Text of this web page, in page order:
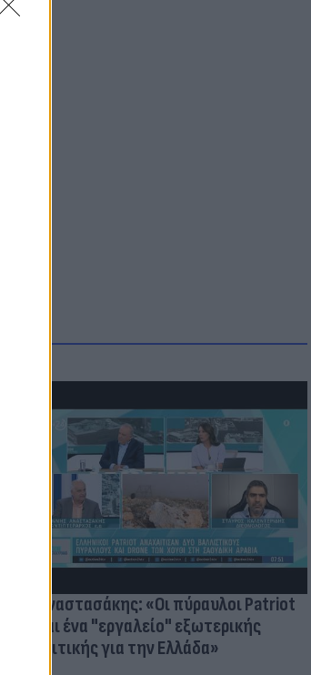
Γ. Αναστασάκης: «Οι πύραυλοι Patriot
είναι ένα "εργαλείο" εξωτερικής
πολιτικής για την Ελλάδα»